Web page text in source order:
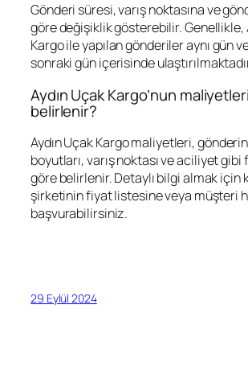
Gönderi süresi, varış noktasına ve
göre değişiklik gösterebilir. Genellikle,
Kargo ile yapılan gönderiler aynı gün
sonraki gün içerisinde
Aydın Uçak Kargo’nun
belirlenir?
Aydın Uçak Kargo maliyetleri,
boyutları, varış noktası ve aciliyet
göre belirlenir. Detaylı bilgi almak için
şirketinin fiyat listesine veya müşteri
başvurabilirsiniz.
29 Eylül 2024